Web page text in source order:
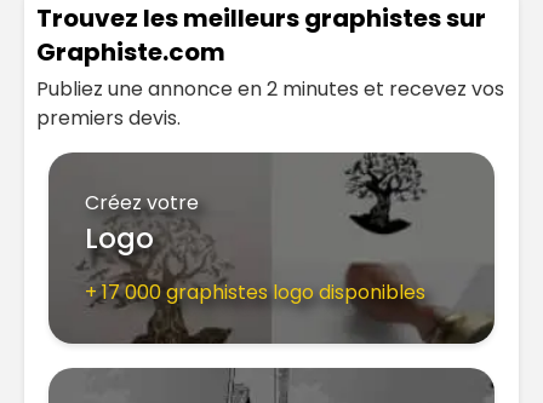
Trouvez les meilleurs graphistes sur
Graphiste.com
Publiez une annonce en 2 minutes et recevez vos
premiers devis.
Créez votre
Logo
+ 17 000 graphistes logo disponibles